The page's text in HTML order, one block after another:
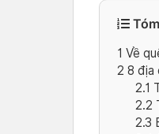
1 Về
2 8 địa
2.1
2.2
2.3